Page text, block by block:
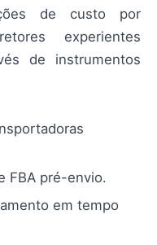
de custo por
experientes
de instrumentos
FBA pré-envio.
em tempo